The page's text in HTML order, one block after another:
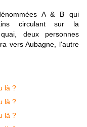
A & B qui
circulant sur la
deux personnes
vers Aubagne, l'autre